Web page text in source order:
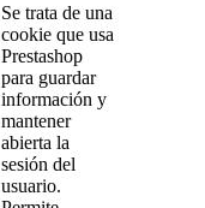
Se trata de una
cookie que usa
Prestashop
para guardar
información y
mantener
abierta la
sesión del
usuario.